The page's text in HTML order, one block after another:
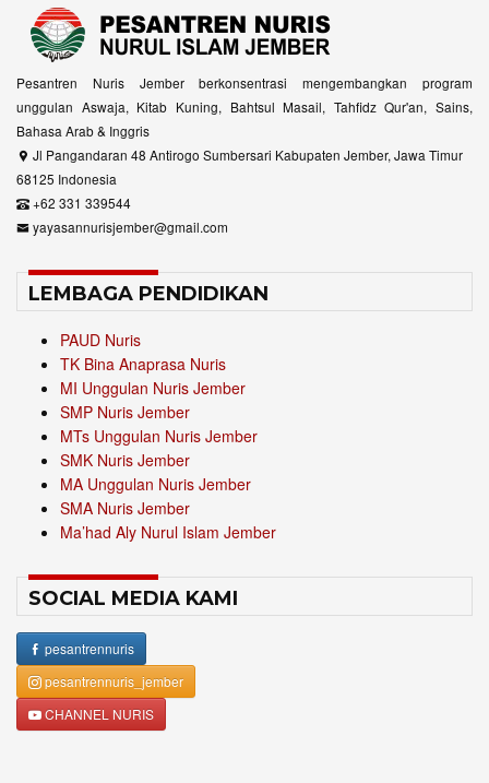
Pesantren Nuris Jember berkonsentrasi mengembangkan program
unggulan Aswaja, Kitab Kuning, Bahtsul Masail, Tahfidz Qur'an, Sains,
Bahasa Arab & Inggris
Jl Pangandaran 48 Antirogo Sumbersari Kabupaten Jember, Jawa Timur
68125 Indonesia
+62 331 339544
yayasannurisjember@gmail.com
LEMBAGA PENDIDIKAN
PAUD Nuris
TK Bina Anaprasa Nuris
MI Unggulan Nuris Jember
SMP Nuris Jember
MTs Unggulan Nuris Jember
SMK Nuris Jember
MA Unggulan Nuris Jember
SMA Nuris Jember
Ma’had Aly Nurul Islam Jember
SOCIAL MEDIA KAMI
pesantrennuris
pesantrennuris_jember
CHANNEL NURIS